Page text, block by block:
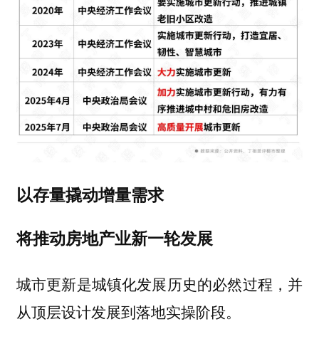
以存量撬动增量需求
将推动房地产业新一轮发展
城市更新是城镇化发展历史的必然过程，并
从顶层设计发展到落地实操阶段。